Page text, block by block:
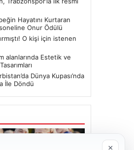
Hayatını Kurtaran
Onur Ödülü
O kişi için istenen
alanlarında Estetik ve
Dünya Kupası’nda
İle Döndü
×